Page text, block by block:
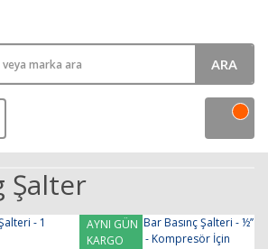
ARA
Şalter
AYNI GÜN
KARGO